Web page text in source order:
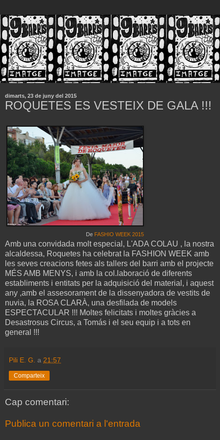
dimarts, 23 de juny del 2015
ROQUETES ES VESTEIX DE GALA !!!
De FASHIO WEEK 2015
Amb una convidada molt especial, L'ADA COLAU , la nostra
alcaldessa, Roquetes ha celebrat la FASHION WEEK amb
les seves creacions fetes als tallers del barri amb el projecte
MÉS AMB MENYS, i amb la col.laboració de diferents
establiments i entitats per la adquisició del material, i aquest
any ,amb el assesorament de la dissenyadora de vestits de
nuvia, la ROSA CLARÀ, una desfilada de models
ESPECTACULAR !!! Moltes felicitats i moltes gràcies a
Desastrosus Circus, a Tomás i el seu equip i a tots en
general !!!
Pili E. G. a 21:57
Comparteix
Cap comentari:
Publica un comentari a l'entrada